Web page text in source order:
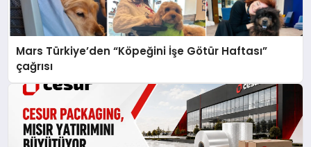
Mars Türkiye’den “Köpeğini İşe Götür Haftası”
çağrısı